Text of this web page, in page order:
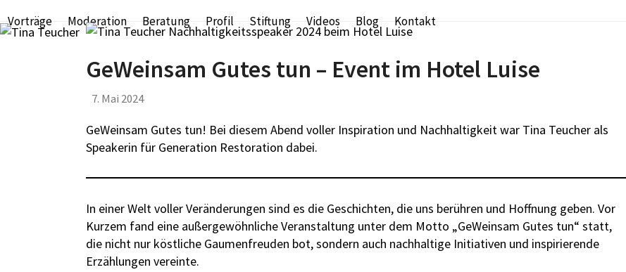
toVorträge Moderation Beratung Profil Stiftung Videos Blog Kontakt
GeWeinsam Gutes tun – Event im Hotel Luise
7. Mai 2024
GeWeinsam Gutes tun! Bei diesem Abend voller Inspiration und Nachhaltigkeit war Tina Teucher als
Speakerin für Generation Restoration dabei.
In einer Welt voller Veränderungen sind es die Geschichten, die uns berühren und Hoffnung geben. Vor
Kurzem fand eine außergewöhnliche Veranstaltung unter dem Motto „GeWeinsam Gutes tun“ statt,
die nicht nur köstliche Gaumenfreuden bot, sondern auch nachhaltige Initiativen und inspirierende
Erzählungen vereinte.